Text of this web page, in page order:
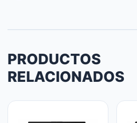
PRODUCTOS
RELACIONADOS